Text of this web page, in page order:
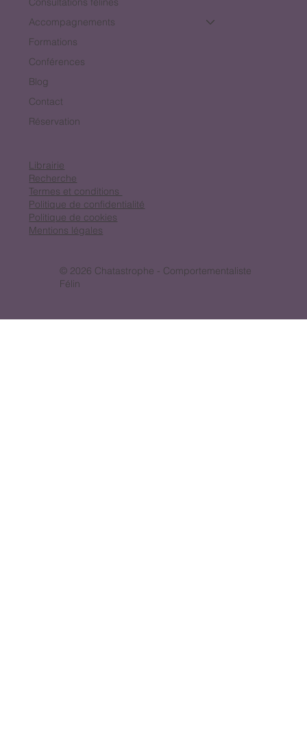
Accompagnements
Formations
Conférences
Blog
Contact
Réservation
Librairie
Recherche
Termes et conditions
Politique de confidentialité
Politique de cookies
Mentions légales
© 2026 Chatastrophe - Comportementaliste
Félin